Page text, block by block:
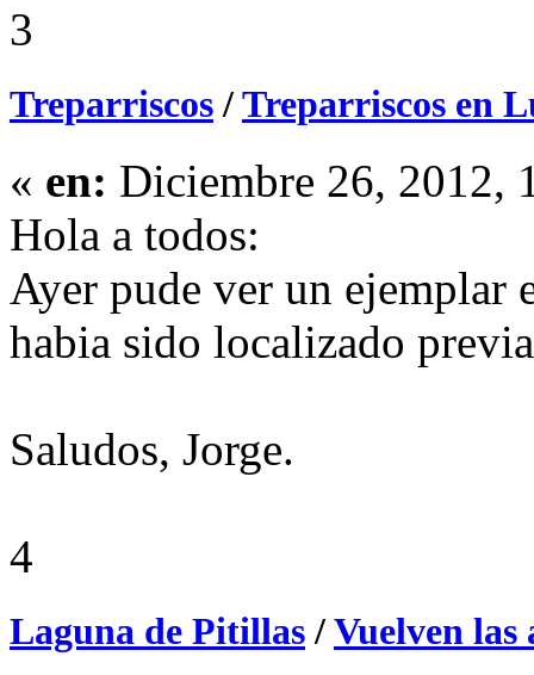
3
Treparriscos/Treparriscos en
« en: Diciembre 26, 2012,
Hola a todos:
Ayer pude ver un ejemplar
habia sido localizado
Saludos, Jorge.
4
Laguna de Pitillas /Vuelven las